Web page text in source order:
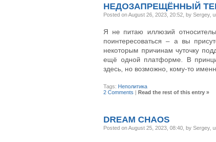
НЕДОЗАПРЕЩЁННЫЙ
Posted on August 26, 2023, 20:52, by Sergey,
Я не питаю иллюзий
поинтересоваться – а вы
некоторым причинам чуточку
ещё одной платформе. В
здесь, но возможно, кому-то
Tags: Неполитика
2 Comments | Read the rest of this entry »
DREAM CHAOS
Posted on August 25, 2023, 08:40, by Sergey,